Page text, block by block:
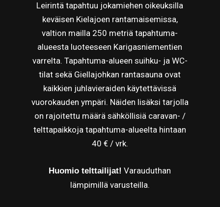
Leirintä tapahtuu jokamiehen oikeuksilla
keväisen Kielajoen rantamaisemissa,
valtion mailla 250 metriä tapahtuma-
alueesta luoteeseen Karigasniementien
varrelta. Tapahtuma-alueen suihku- ja WC-
tilat sekä Giellajohkan rantasauna ovat
kaikkien juhlavieraiden käytettävissä
vuorokauden ympäri. Näiden lisäksi tarjolla
on rajoitettu määrä sähköllisiä caravan- /
telttapaikkoja tapahtuma-alueelta hintaan
40 € / vrk.
Huomio telttailijat! Varauduthan
lämpimillä varusteilla.